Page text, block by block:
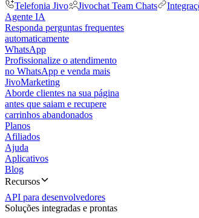
Telefonia Jivo
Jivochat Team Chats
Agente IA
Responda perguntas frequentes
automaticamente
WhatsApp
Profissionalize o atendimento
no WhatsApp e venda mais
JivoMarketing
Aborde clientes na sua página
antes que saiam e recupere
carrinhos abandonados
Planos
Afiliados
Ajuda
Aplicativos
Blog
Recursos
API para desenvolvedores
Soluções integradas e prontas